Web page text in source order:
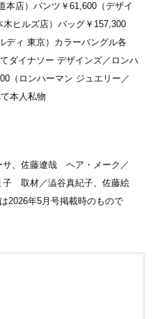
本店）パンツ￥61,600（デザイ
ヒルズ店）バッグ￥157,300
ディ 東京）カラーバングル各
ダイナソー デザインズ／ロンハ
（ロンハーマン ジュエリー／
本人私物
、佐藤遼哉 ヘア・メーク／
取材／澁谷真紀子、佐藤絵
年5月号掲載時のもので